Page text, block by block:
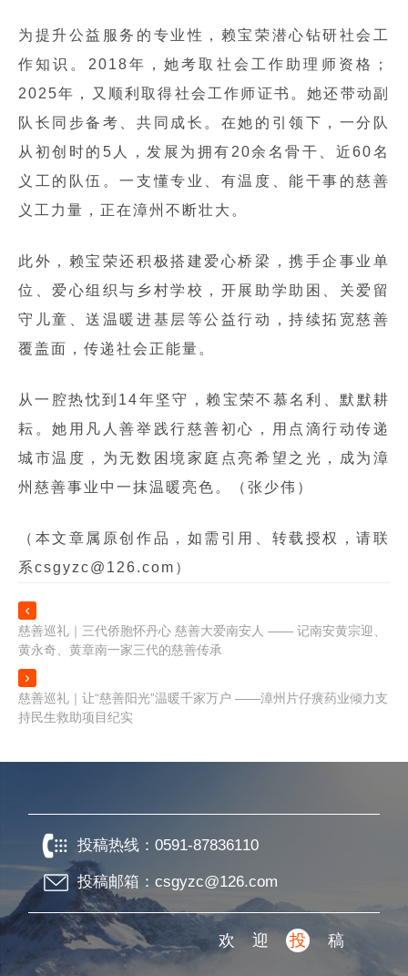
为提升公益服务的专业性，赖宝荣潜心钻研社会工
作知识。2018年，她考取社会工作助理师资格；
2025年，又顺利取得社会工作师证书。她还带动副
队长同步备考、共同成长。在她的引领下，一分队
从初创时的5人，发展为拥有20余名骨干、近60名
义工的队伍。一支懂专业、有温度、能干事的慈善
义工力量，正在漳州不断壮大。
此外，赖宝荣还积极搭建爱心桥梁，携手企事业单
位、爱心组织与乡村学校，开展助学助困、关爱留
守儿童、送温暖进基层等公益行动，持续拓宽慈善
覆盖面，传递社会正能量。
从一腔热忱到14年坚守，赖宝荣不慕名利、默默耕
耘。她用凡人善举践行慈善初心，用点滴行动传递
城市温度，为无数困境家庭点亮希望之光，成为漳
州慈善事业中一抹温暖亮色。（张少伟）
（本文章属原创作品，如需引用、转载授权，请联
系csgyzc@126.com）

慈善巡礼｜三代侨胞怀丹心 慈善大爱南安人 —— 记南安黄宗迎、
黄永奇、黄章南一家三代的慈善传承

慈善巡礼｜让“慈善阳光”温暖千家万户 ——漳州片仔癀药业倾力支
持民生救助项目纪实
投稿热线： 0591-87836110
投稿邮箱：csgyzc@126.com
欢迎 投 稿